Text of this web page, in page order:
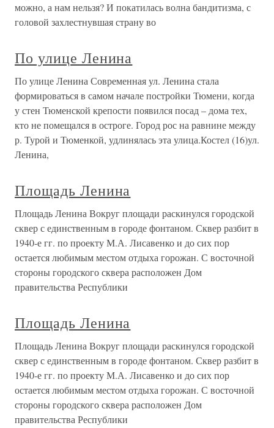
можно, а нам нельзя? И покатилась волна бандитизма, с
головой захлестнувшая страну во
По улице Ленина
По улице Ленина Современная ул. Ленина стала
формироваться в самом начале постройки Тюмени, когда
у стен Тюменской крепости появился посад – дома тех,
кто не помещался в остроге. Город рос на равнине между
р. Турой и Тюменкой, удлинялась эта улица.Костел (16)ул.
Ленина,
Площадь Ленина
Площадь Ленина Вокруг площади раскинулся городской
сквер с единственным в городе фонтаном. Сквер разбит в
1940-е гг. по проекту М.А. Лисавенко и до сих пор
остается любимым местом отдыха горожан. С восточной
стороны городского сквера расположен Дом
правительства Республики
Площадь Ленина
Площадь Ленина Вокруг площади раскинулся городской
сквер с единственным в городе фонтаном. Сквер разбит в
1940-е гг. по проекту М.А. Лисавенко и до сих пор
остается любимым местом отдыха горожан. С восточной
стороны городского сквера расположен Дом
правительства Республики